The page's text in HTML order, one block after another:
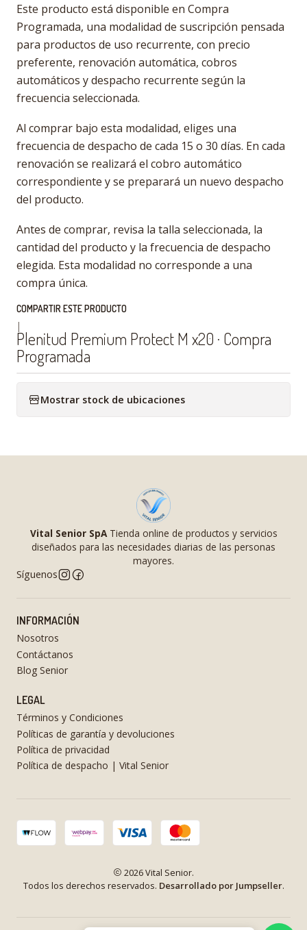
Este producto está disponible en Compra
Programada, una modalidad de suscripción pensada
para productos de uso recurrente, con precio
preferente, renovación automática, cobros
automáticos y despacho recurrente según la
frecuencia seleccionada.
Al comprar bajo esta modalidad, eliges una
frecuencia de despacho de cada 15 o 30 días. En cada
renovación se realizará el cobro automático
correspondiente y se preparará un nuevo despacho
del producto.
Antes de comprar, revisa la talla seleccionada, la
cantidad del producto y la frecuencia de despacho
elegida. Esta modalidad no corresponde a una
compra única.
COMPARTIR ESTE PRODUCTO
|
Plenitud Premium Protect M x20 · Compra
Programada
Mostrar stock de ubicaciones
Vital Senior SpATienda online de productos y servicios
diseñados para las necesidades diarias de las personas
mayores.
Síguenos
INFORMACIÓN
Nosotros
Contáctanos
Blog Senior
LEGAL
Términos y Condiciones
Políticas de garantía y devoluciones
Política de privacidad
Política de despacho | Vital Senior
2026 Vital Senior.
Todos los derechos reservados. Desarrollado por Jumpseller.